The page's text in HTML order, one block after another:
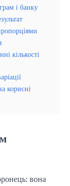
і банку
кількості
корисні
вона